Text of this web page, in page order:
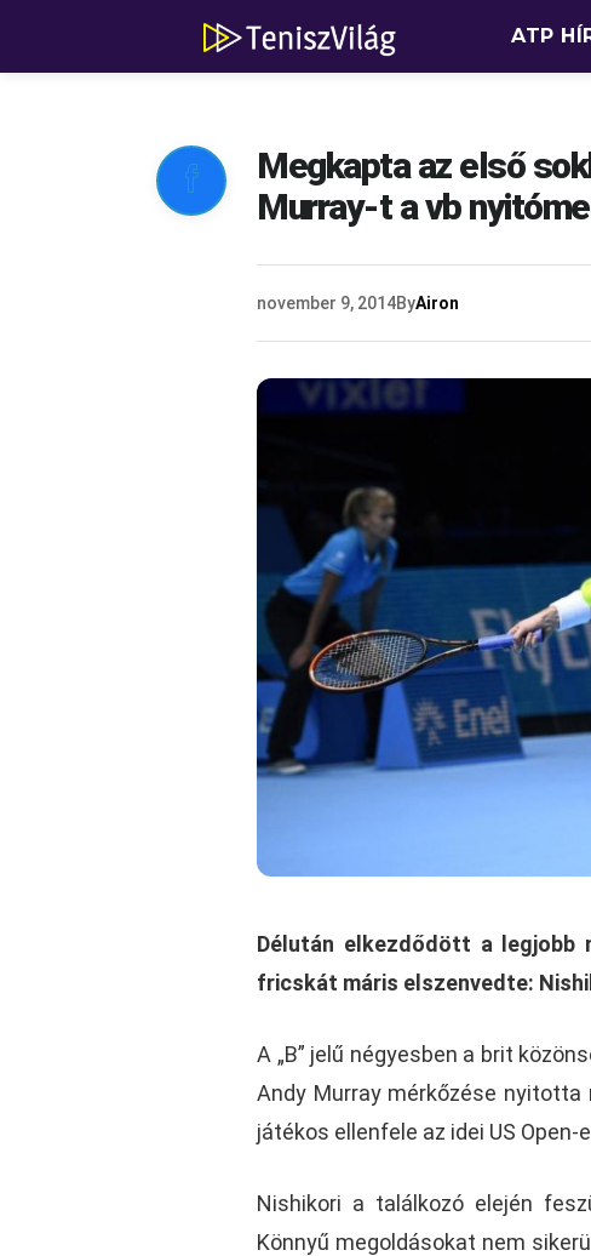
ATP

Megkapta az első
Murray-t a vb
november 9, 2014ByAiron
Délután elkezdődött a legjobb
fricskát máris elszenvedte:
A „B” jelű négyesben a brit
Andy Murray mérkőzése nyitotta
játékos ellenfele az idei US
Nishikori a találkozó elején
Könnyű megoldásokat nem